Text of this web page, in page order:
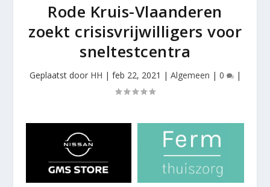
Rode Kruis-Vlaanderen
zoekt crisisvrijwilligers voor
sneltestcentra
Geplaatst door HH | feb 22, 2021 | Algemeen | 0 |